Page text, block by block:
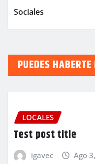
Sociales
PUEDES
LOCALES
Test post title
igavec Ago